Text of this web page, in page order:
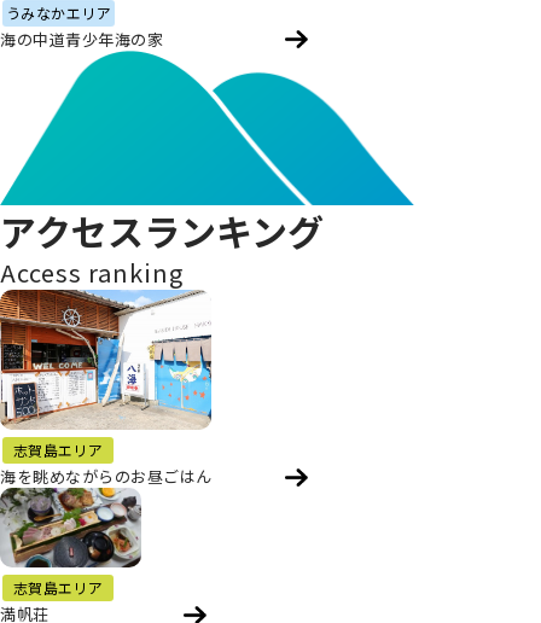
うみなかエリア
海の中道青少年海の家
アクセスランキング
Access ranking
志賀島エリア
海を眺めながらのお昼ごはん
志賀島エリア
満帆荘